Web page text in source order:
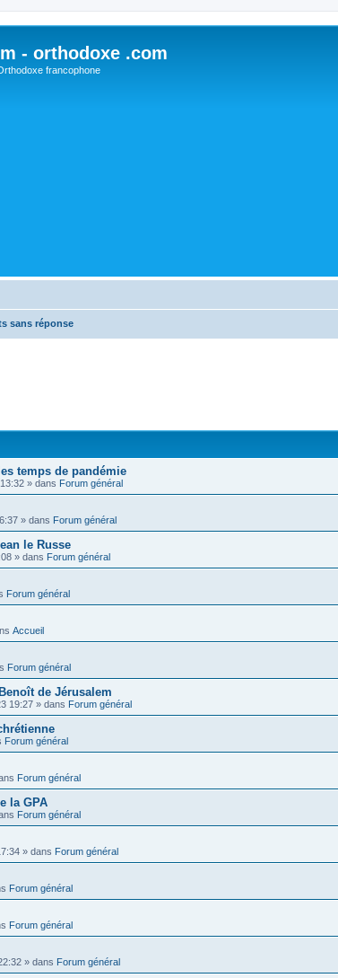
- orthodoxe .com
francophone
sans réponse
temps de pandémie
» dans Forum général
» dans Forum général
le Russe
» dans Forum général
Forum général
Accueil
Forum général
de Jérusalem
19:27 » dans Forum général
Forum général
Forum général
la GPA
Forum général
» dans Forum général
Forum général
Forum général
» dans Forum général